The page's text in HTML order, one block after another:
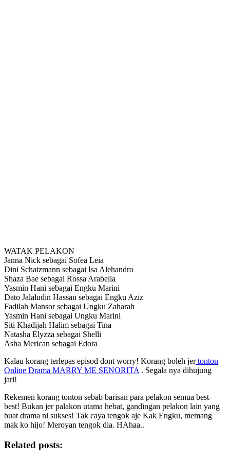
WATAK PELAKON
Janna Nick sebagai Sofea Leia
Dini Schatzmann sebagai Isa Alehandro
Shaza Bae sebagai Rossa Arabella
Yasmin Hani sebagai Engku Marini
Dato Jalaludin Hassan sebagai Engku Aziz
Fadilah Mansor sebagai Ungku Zaharah
Yasmin Hani sebagai Ungku Marini
Siti Khadijah Halim sebagai Tina
Natasha Elyzza sebagai Shelli
Asha Merican sebagai Edora
Kalau korang terlepas episod dont worry! Korang boleh jertonton
Online Drama MARRY ME SENORITA . Segala nya dihujung
jari!
Rekemen korang tonton sebab barisan para pelakon semua best-
best! Bukan jer palakon utama hebat, gandingan pelakon lain yang
buat drama ni sukses! Tak caya tengok aje Kak Engku, memang
mak ko hijo! Meroyan tengok dia. HAhaa..
Related posts: